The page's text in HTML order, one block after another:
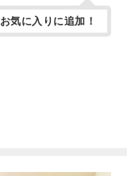
お気に入りに追加！